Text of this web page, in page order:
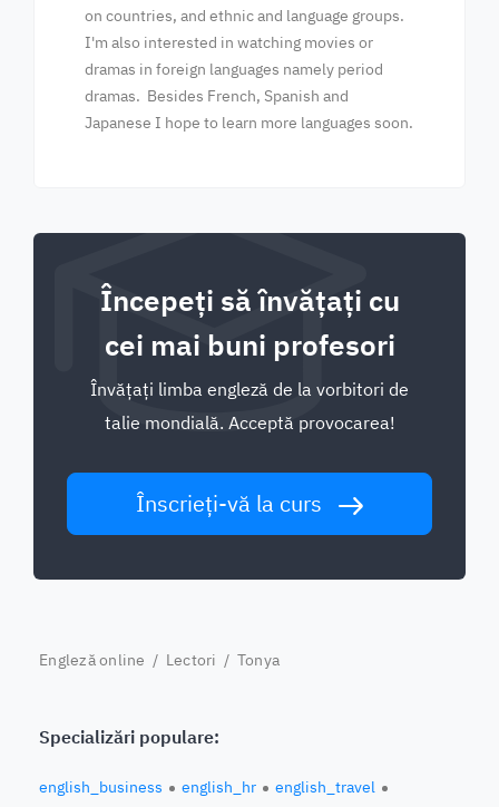
on countries, and ethnic and language groups.
I'm also interested in watching movies or
dramas in foreign languages namely period
dramas. Besides French, Spanish and
Japanese I hope to learn more languages soon.
Începeți să învățați cu
cei mai buni profesori
Învățați limba engleză de la vorbitori de
talie mondială. Acceptă provocarea!
Înscrieți-vă la curs
Engleză online / Lectori / Tonya
Specializări populare:
english_business english_hr
english_travel